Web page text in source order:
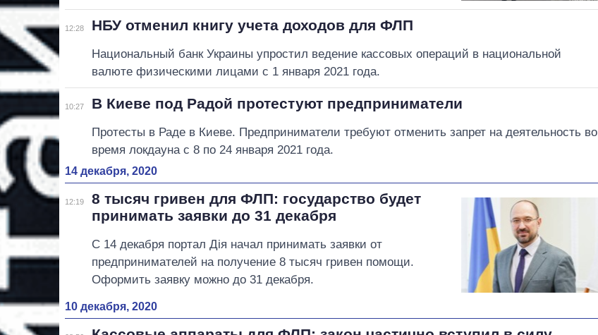
12:28 НБУ отменил книгу учета доходов для ФЛП
Национальный банк Украины упростил ведение кассовых операций в национальной
валюте физическими лицами с 1 января 2021 года.
10:27 В Киеве под Радой протестуют предприниматели
Протесты в Раде в Киеве. Предприниматели требуют отменить запрет на деятельность во
время локдауна с 8 по 24 января 2021 года.
14 декабря, 2020
12:19
8 тысяч гривен для ФЛП: государство будет
принимать заявки до 31 декабря
С 14 декабря портал Дія начал принимать заявки от
предпринимателей на получение 8 тысяч гривен помощи.
Оформить заявку можно до 31 декабря.
10 декабря, 2020